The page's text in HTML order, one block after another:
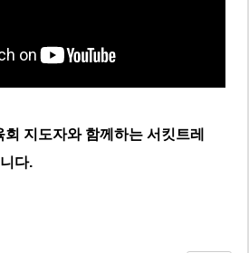
지도자와 함께하는 서킷트레
다.